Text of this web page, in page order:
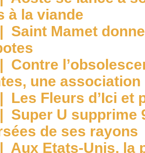
à la viande
| Saint Mamet
| Contre
une
| Les Fleurs d’Ici et
| Super U supprime
de ses rayons
| Aux Etats-Unis, la